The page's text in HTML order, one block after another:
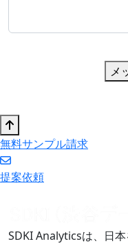
メ
無料サンプル請求
提案依頼
SDKI Analyticsは、日